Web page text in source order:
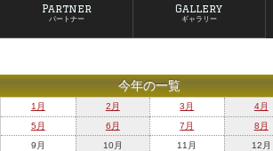
Partner
パートナー
Gallery
ギャラリー
今年の一覧
1月 2月 3月
4月
5月
6月 7月
8月
9月
10月 11月 12月